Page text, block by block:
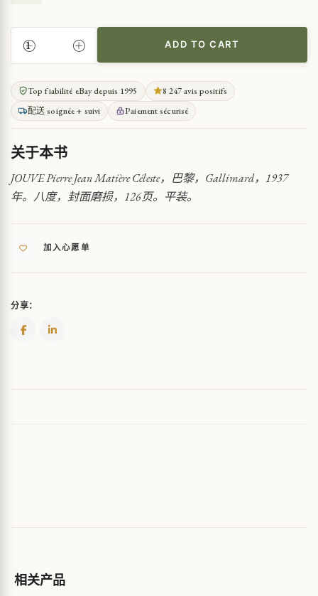
体
物
质
的
探
索
QUANTITY
ADD TO CART
Top fiabilité eBay depuis 1995
8 247 avis positifs
配送 soignée + suivi
Paiement sécurisé
关于本书
JOUVE Pierre Jean Matière Céleste，巴黎，Gallimard，1937
年。八度，封面磨损，126页。平装。
加入心愿单
分享：
相关产品